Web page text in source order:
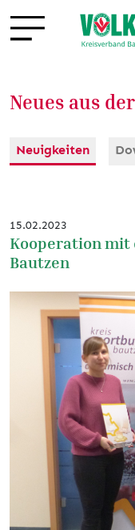
Neues aus
Neuigkeiten
15.02.2023
Kooperation
Bautzen